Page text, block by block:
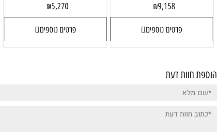
₪9,158
פרטים נוספים
₪5,270
פרטים נוספים
הוספת חוות דעת